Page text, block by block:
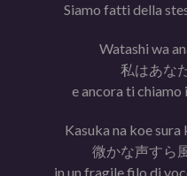
Siamo fatti della
Watashi wa
私はあな
e ancora ti chiamo
Kasuka na koe
微かな声すら
in un fragile filo di